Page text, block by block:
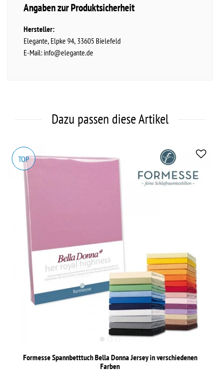
Angaben zur Produktsicherheit
Hersteller:
Elegante Elpke 94 33605 Bielefeld
E-Mail: info@elegante.de
Dazu passen diese Artikel
TOP
Formesse Spannbetttuch Bella Donna Jersey in verschiedenen
Farben